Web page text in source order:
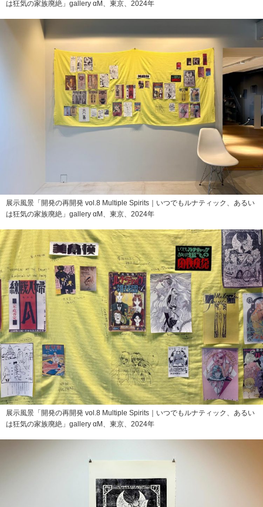
は狂気の家族廃絶」gallery αM、東京、2024年
展示風景「開発の再開発 vol.8 Multiple Spirits｜いつでもルナティック、あるい
は狂気の家族廃絶」gallery αM、東京、2024年
展示風景「開発の再開発 vol.8 Multiple Spirits｜いつでもルナティック、あるい
は狂気の家族廃絶」gallery αM、東京、2024年